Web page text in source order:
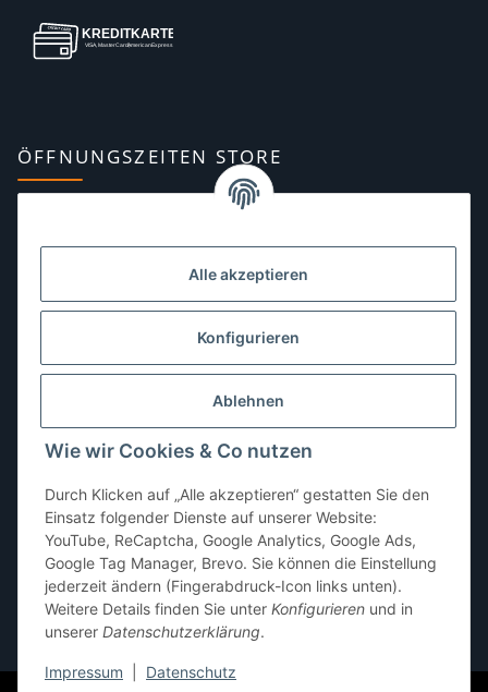
Alle akzeptieren
Konfigurieren
Ablehnen
Wie wir Cookies & Co nutzen
Durch Klicken auf „Alle akzeptieren“ gestatten Sie den
Einsatz folgender Dienste auf unserer Website:
YouTube, ReCaptcha, Google Analytics, Google Ads,
Google Tag Manager, Brevo. Sie können die Einstellung
jederzeit ändern (Fingerabdruck-Icon links unten).
Weitere Details finden Sie unter Konfigurieren und in
unserer Datenschutzerklärung.
Impressum Datenschutz
ÖFFNUNGSZEITEN STORE
10:00–13:00, 14:00–18:00 Uhr
Dienstag:10:00–13:00, 14:00–16:00 Uhr
10:00–13:00 Uhr
Freitag:10:00–13:00, 14:00–18:00 Uhr
Sonntag: geschlossen
* Alle Preise inkl. gesetzlicher USt., zzgl. Versand